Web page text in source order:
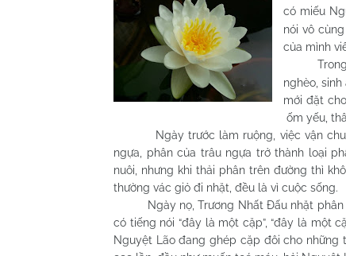
có miếu
nói vô
của mình
Trong
nghèo,
mới đặt
ốm yếu,
Ngày trước làm ruộng, việc vận
ngựa, phân của trâu ngựa trở thành loại
nuôi, nhưng khi thải phân trên đường thì
thường vác giỏ đi nhặt, đều là vì cuộc sống.
Ngày nọ, Trương Nhất Đấu nhặt phân
có tiếng nói “đây là một cặp”, “đây là một
Nguyệt Lão đang ghép cặp đôi cho